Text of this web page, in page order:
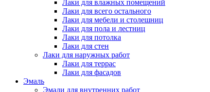
Лаки для влажных помещений
Лаки для всего остального
Лаки для мебели и столешниц
Лаки для пола и лестниц
Лаки для потолка
Лаки для стен
Лаки для наружных работ
Лаки для террас
Лаки для фасадов
Эмаль
Эмали для внутренних работ